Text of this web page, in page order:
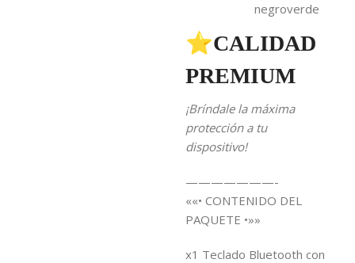
negroverde
⭐CALIDAD
PREMIUM
¡Bríndale la máxima
protección a tu
dispositivo!
———————-
««• CONTENIDO DEL
PAQUETE •»»
x1 Teclado Bluetooth con